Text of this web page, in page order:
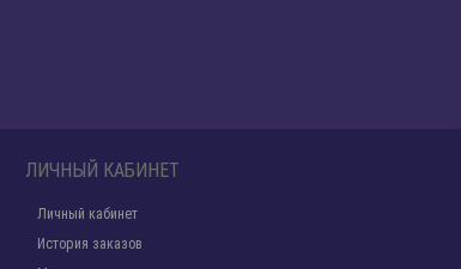
ЛИЧНЫЙ КАБИНЕТ
Личный кабинет
История заказов